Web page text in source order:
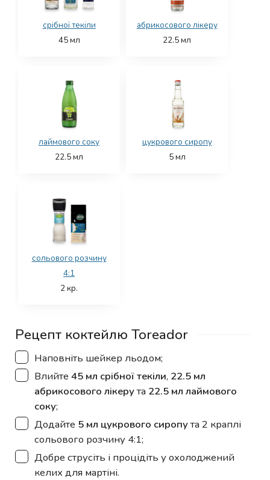
срібної текіли
45мл
абрикосового лікеру
22.5мл
лаймового соку
22.5мл
цукрового сиропу
5мл
сольового розчину
4:1
2кр.
Рецепт коктейлю Toreador
▢
Наповніть шейкер льодом;
▢
Влийте 45 мл срібної текіли, 22.5 мл
абрикосового лікерута 22.5 мл лаймового
соку;
▢
Додайте 5 мл цукрового сиропута 2 краплі
сольового розчину 4:1;
▢
Добре струсіть і процідіть у охолоджений
келих для мартіні.